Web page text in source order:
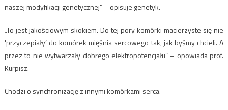
naszej modyfikacji genetycznej” – opisuje genetyk.
„To jest jakościowym skokiem. Do tej pory komórki macierzyste się nie
'przyczepiały’ do komórek mięśnia sercowego tak, jak byśmy chcieli. A
przez to nie wytwarzały dobrego elektropotencjału” – opowiada prof.
Kurpisz.
Chodzi o synchronizację z innymi komórkami serca.